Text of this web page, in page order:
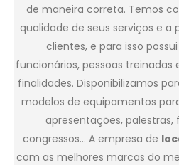
de maneira correta. Temos
qualidade de seus serviços e a
clientes, e para isso
funcionários, pessoas treinadas
finalidades. Disponibilizamos
modelos de equipamentos
apresentações, palestras,
congressos… A empresa de
com as melhores marcas do